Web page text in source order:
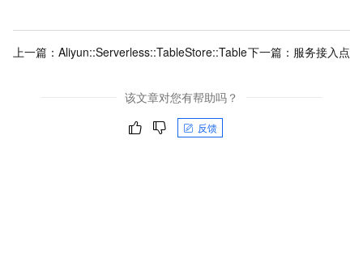
上一篇： Aliyun::Serverless::TableStore::Table下一篇： 服务接入点
该文章对您有帮助吗？
反馈